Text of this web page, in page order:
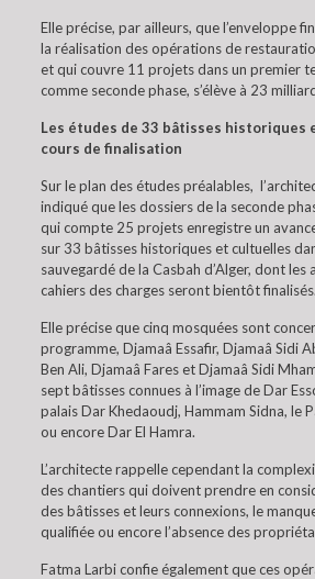
Elle précise, par ailleurs, que l’enveloppe
la réalisation des opérations de
et qui couvre 11 projets dans un premier
comme seconde phase, s’élève à 23
Les études de 33 bâtisses historiques
cours de finalisation
Sur le plan des études préalables,
indiqué que les dossiers de la seconde
qui compte 25 projets enregistre un
sur 33 bâtisses historiques et cultuelles
sauvegardé de la Casbah d’Alger, dont les
cahiers des charges seront bientôt finalisés.
Elle précise que cinq mosquées sont
programme, Djamaâ Essafir, Djamaâ Sidi
Ben Ali, Djamaâ Fares et Djamaâ Sidi
sept bâtisses connues à l’image de Dar
palais Dar Khedaoudj, Hammam Sidna, le
ou encore Dar El Hamra.
L’architecte rappelle cependant la
des chantiers qui doivent prendre en
des bâtisses et leurs connexions, le
qualifiée ou encore l’absence des
Fatma Larbi confie également que ces